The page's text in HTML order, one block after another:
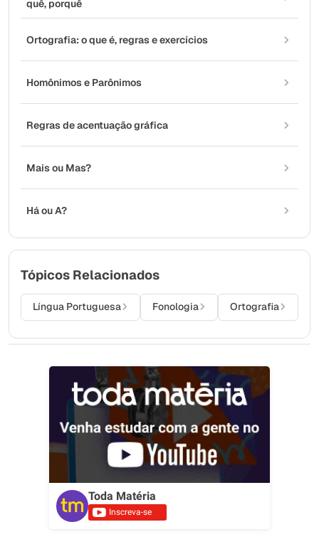
quê, porquê
Ortografia: o que é, regras e exercícios
Homônimos e Parônimos
Regras de acentuação gráfica
Mais ou Mas?
Há ou A?
Tópicos Relacionados
Língua Portuguesa Fonologia Ortografia
Toda Matéria
Inscreva-se